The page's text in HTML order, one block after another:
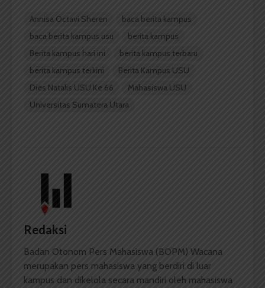
Annisa Octavi Sheren
baca berita kampus
baca berita kampus usu
berita kampus
Berita kampus hari ini
berita kampus terbaru
berita kampus terkini
Berita Kampus USU
Dies Natalis USU Ke 66
Mahasiswa USU
Universitas Sumatera Utara
Redaksi
Badan Otonom Pers Mahasiswa (BOPM) Wacana
merupakan pers mahasiswa yang berdiri di luar
kampus dan dikelola secara mandiri oleh mahasiswa